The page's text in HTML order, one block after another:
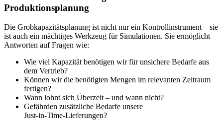
Produktionsplanung
Die Grobkapazitätsplanung ist nicht nur ein Kontrollinstrument – sie
ist auch ein mächtiges Werkzeug für Simulationen. Sie ermöglicht
Antworten auf Fragen wie:
Wie viel Kapazität benötigen wir für unsichere Bedarfe aus
dem Vertrieb?
Können wir die benötigten Mengen im relevanten Zeitraum
fertigen?
Wann lohnt sich Überzeit – und wann nicht?
Gefährden zusätzliche Bedarfe unsere
Just‑in‑Time‑Lieferungen?